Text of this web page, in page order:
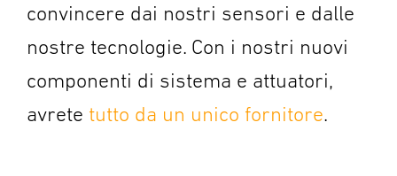
convincere dai nostri sensori e dalle
nostre tecnologie. Con i nostri nuovi
componenti di sistema e attuatori,
avrete tutto da un unico fornitore.